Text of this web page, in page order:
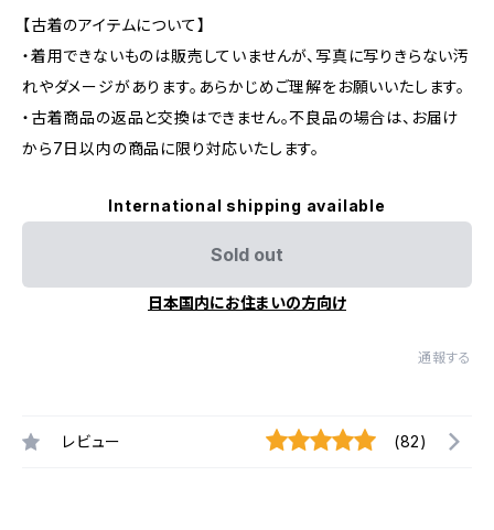
【古着のアイテムについて】
・着用できないものは販売していませんが、写真に写りきらない汚
れやダメージがあります。あらかじめご理解をお願いいたします。
・古着商品の返品と交換はできません。不良品の場合は、お届け
から7日以内の商品に限り対応いたします。
International shipping available
Sold out
日本国内にお住まいの方向け
通報する
レビュー (82)